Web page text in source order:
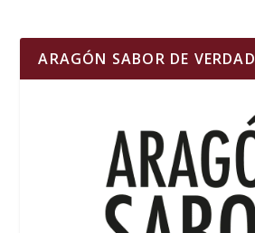
ARAGÓN SABOR DE VERDAD